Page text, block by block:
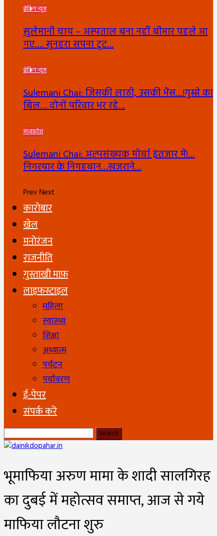
ब्रेकिंग न्यूज
सुलेमानी चाय – अस्पताल बना नहीं बीमार पहले आ
गए…. सुनहरा सपना टूट…
ब्रेकिंग न्यूज
Sulemani Chai: जिसकी लाठी, उसकी भैंस…!गुस्से का
बिल… दोनों परिवार भर रहे…
मध्यप्रदेश
Sulemani Chai: अल्पसंख्यक मोर्चा इंतजार में!…
निगरयार के निगहबान…खजराने…
Prev Next
कारोबार
खेल
मनोरंजन
राजनीति
गुस्ताखी माफ़
लाइफस्टाइल
महिला
स्वास्थ्य
शिक्षा
अध्यात्म
पर्यटन
पर्यावरण
ई-पेपर
संपर्क करें
भूमाफिया अरुण मामा के शादी सालगिरह
का दुबई में महोत्सव समाप्त, आज से गये
माफिया लौटना शुरु